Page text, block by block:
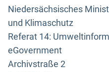
Niedersächsisches
und Klimaschutz
Referat 14:
eGovernment
Archivstraße 2